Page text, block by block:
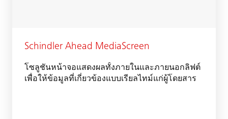
Schindler Ahead MediaScreen
โซลูชันหน้าจอแสดงผลทั้งภายในและภายนอกลิฟต์
เพื่อให้ข้อมูลที่เกี่ยวข้องแบบเรียลไทม์แก่ผู้โดยสาร